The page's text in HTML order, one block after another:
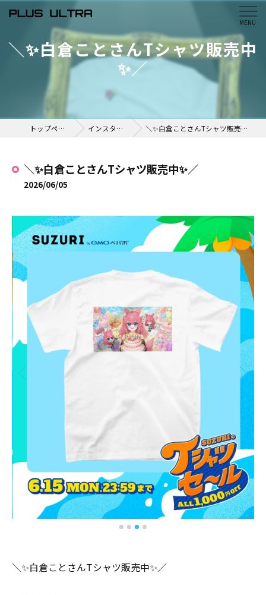
＼✨白倉ことさんTシャツ販売中
✨／
トップページ インスタ掲載 ＼✨白倉ことさんTシャツ販売中✨／
＼✨白倉ことさんTシャツ販売中✨／
2026/06/05
＼✨白倉ことさんTシャツ販売中✨／